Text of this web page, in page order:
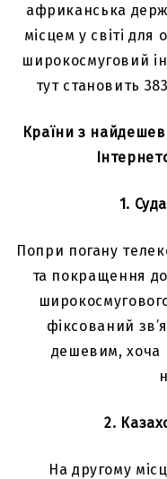
африканська
місцем у світі
широкосмуговий
тут становить
Країни з
1.
Попри погану
та покращення
фіксований
дешевим, хоча
2.
На другому